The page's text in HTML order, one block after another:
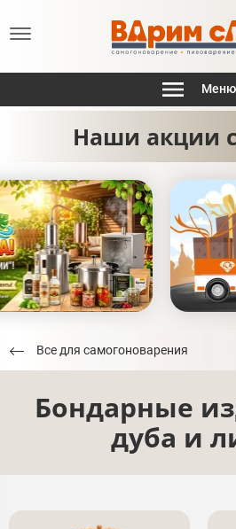
Меню
Наши акции
Все для самогоноварения
Бондарные
дуба и